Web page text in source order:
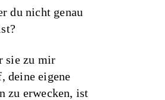
du nicht genau
sie zu mir
deine eigene
zu erwecken, ist